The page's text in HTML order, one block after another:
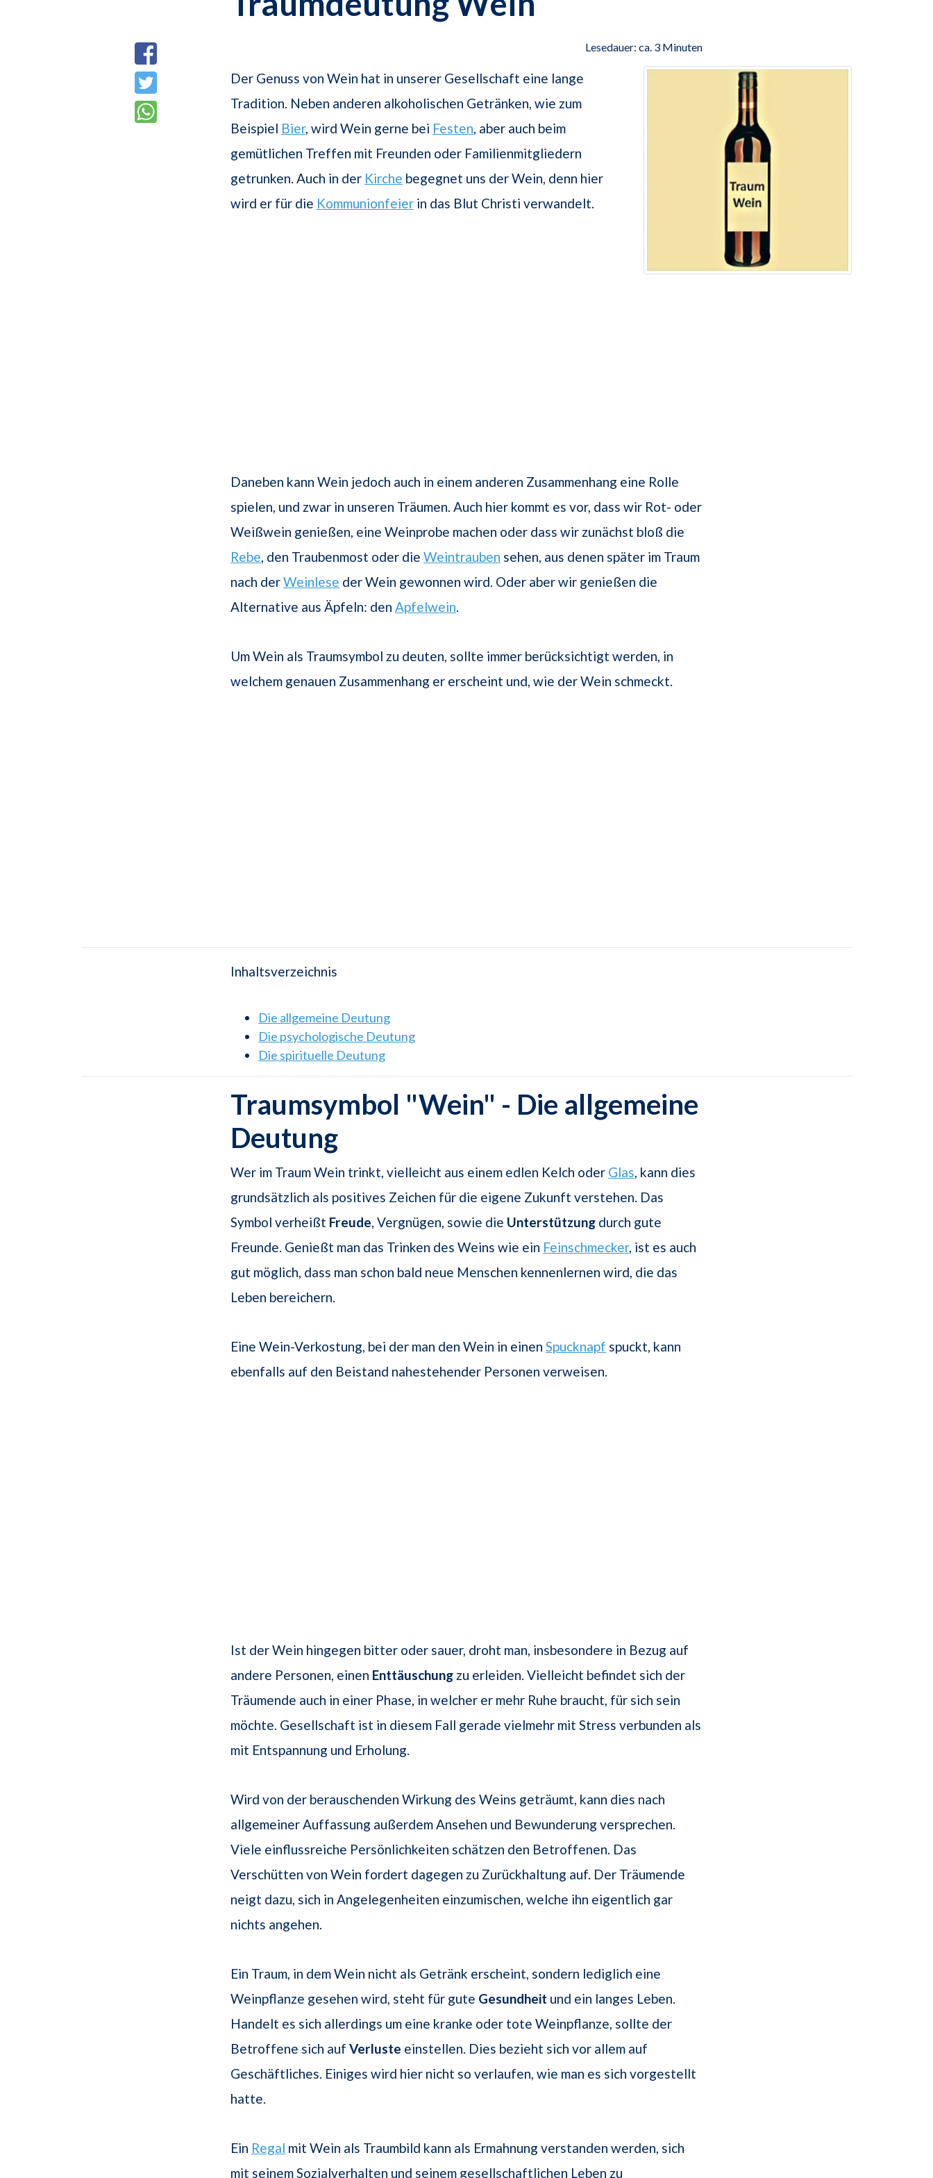
Lesedauer: ca. 3 Minuten
Der Genuss von Wein hat in unserer Gesellschaft eine lange
Tradition. Neben anderen alkoholischen Getränken, wie zum
Beispiel Bier, wird Wein gerne bei Festen, aber auch beim
gemütlichen Treffen mit Freunden oder Familienmitgliedern
getrunken. Auch in der Kirche begegnet uns der Wein, denn hier
wird er für die Kommunionfeier in das Blut Christi verwandelt.
Daneben kann Wein jedoch auch in einem anderen Zusammenhang eine Rolle
spielen, und zwar in unseren Träumen. Auch hier kommt es vor, dass wir Rot- oder
Weißwein genießen, eine Weinprobe machen oder dass wir zunächst bloß die
Rebe, den Traubenmost oder die Weintrauben sehen, aus denen später im Traum
nach derWeinlese der Wein gewonnen wird. Oder aber wir genießen die
Alternative aus Äpfeln: den Apfelwein.
Um Wein als Traumsymbol zu deuten, sollte immer berücksichtigt werden, in
welchem genauen Zusammenhang er erscheint und, wie der Wein schmeckt.
Inhaltsverzeichnis
Die allgemeine Deutung
Die psychologische Deutung
Die spirituelle Deutung
Traumsymbol "Wein" - Die allgemeine
Deutung
Wer im Traum Wein trinkt, vielleicht aus einem edlen Kelch oder Glas, kann dies
grundsätzlich als positives Zeichen für die eigene Zukunft verstehen. Das
Symbol verheißt Freude, Vergnügen, sowie die Unterstützung durch gute
Freunde. Genießt man das Trinken des Weins wie ein Feinschmecker, ist es auch
gut möglich, dass man schon bald neue Menschen kennenlernen wird, die das
Leben bereichern.
Eine Wein-Verkostung, bei der man den Wein in einen Spucknapf spuckt, kann
ebenfalls auf den Beistand nahestehender Personen verweisen.
Ist der Wein hingegen bitter oder sauer, droht man, insbesondere in Bezug auf
andere Personen, einen Enttäuschung zu erleiden. Vielleicht befindet sich der
Träumende auch in einer Phase, in welcher er mehr Ruhe braucht, für sich sein
möchte. Gesellschaft ist in diesem Fall gerade vielmehr mit Stress verbunden als
mit Entspannung und Erholung.
Wird von der berauschenden Wirkung des Weins geträumt, kann dies nach
allgemeiner Auffassung außerdem Ansehen und Bewunderung versprechen.
Viele einflussreiche Persönlichkeiten schätzen den Betroffenen. Das
Verschütten von Wein fordert dagegen zu Zurückhaltung auf. Der Träumende
neigt dazu, sich in Angelegenheiten einzumischen, welche ihn eigentlich gar
nichts angehen.
Ein Traum, in dem Wein nicht als Getränk erscheint, sondern lediglich eine
Weinpflanze gesehen wird, steht für gute Gesundheit und ein langes Leben.
Handelt es sich allerdings um eine kranke oder tote Weinpflanze, sollte der
Betroffene sich auf Verluste einstellen. Dies bezieht sich vor allem auf
Geschäftliches. Einiges wird hier nicht so verlaufen, wie man es sich vorgestellt
hatte.
Ein Regal mit Wein als Traumbild kann als Ermahnung verstanden werden, sich
mit seinem Sozialverhalten und seinem gesellschaftlichen Leben zu